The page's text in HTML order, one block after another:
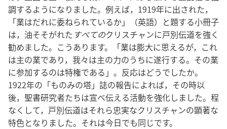
調するようになりました。例えば，1919年に出された，
「業はだれに委ねられているか」（英語）と題する小冊子
は，油そそがれた すべてのクリスチャンに戸別伝道を強く
勧めました。こうあります。「業は膨大に思えるが，これ
は主の業であり，我々は主の力のうちに遂行する。その業
に参加するのは特権である」。反応はどうでしたか。
1922年の「ものみの塔」誌の報告によれば，その時以
後，聖書研究者たちは宣べ伝える活動を強化しました。程
なくして，戸別伝道はそれら忠実なクリスチャンの顕著な
特色となりました。それは今日でも同じです。